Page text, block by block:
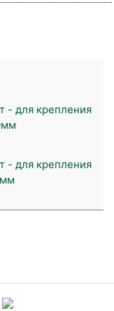
- для крепления
- для крепления